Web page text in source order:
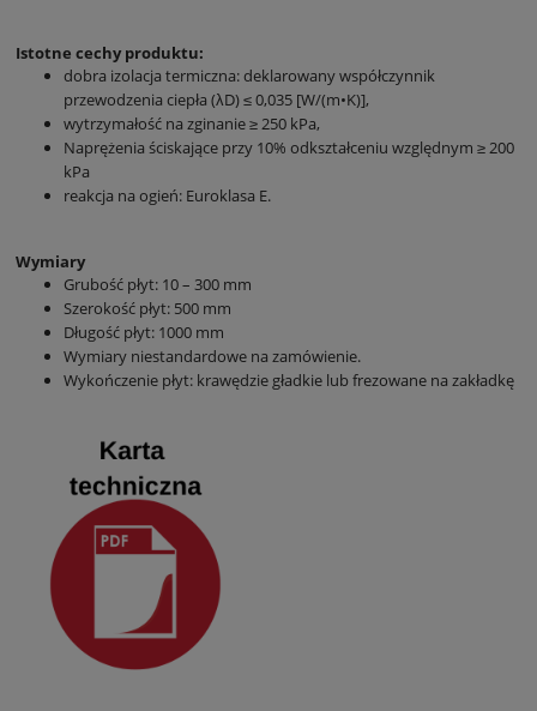
Istotne cechy produktu:
dobra izolacja termiczna: deklarowany współczynnik
przewodzenia ciepła (λD) ≤ 0,035 [W/(m•K)],
wytrzymałość na zginanie ≥ 250 kPa,
Naprężenia ściskające przy 10% odkształceniu względnym ≥ 200
kPa
reakcja na ogień: Euroklasa E.
Wymiary
Grubość płyt: 10 – 300 mm
Szerokość płyt: 500 mm
Długość płyt: 1000 mm
Wymiary niestandardowe na zamówienie.
Wykończenie płyt: krawędzie gładkie lub frezowane na zakładkę